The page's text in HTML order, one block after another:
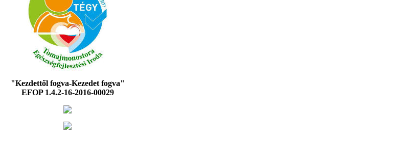
"Kezdettől fogva-Kezedet fogva"
EFOP 1.4.2-16-2016-00029